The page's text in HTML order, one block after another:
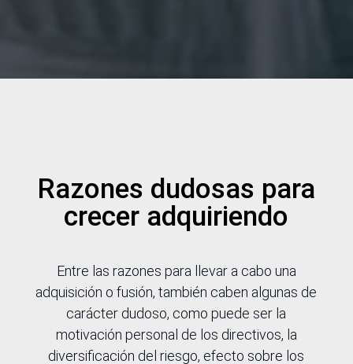
Razones dudosas para
crecer adquiriendo
Entre las razones para llevar a cabo una
adquisición o fusión, también caben algunas de
carácter dudoso, como puede ser la
motivación personal de los directivos, la
diversificación del riesgo, efecto sobre los